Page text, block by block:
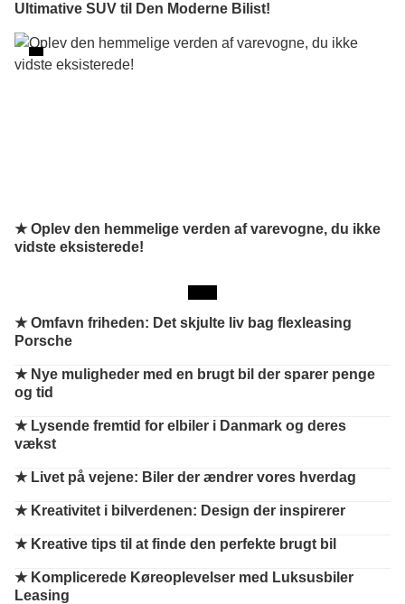
Ultimative SUV til Den Moderne Bilist!
★ Oplev den hemmelige verden af varevogne, du ikke
vidste eksisterede!
★Omfavn friheden: Det skjulte liv bag flexleasing
Porsche
★ Nye muligheder med en brugt bil der sparer penge
og tid
★ Lysende fremtid for elbiler i Danmark og deres
vækst
★ Livet på vejene: Biler der ændrer vores hverdag
★ Kreativitet i bilverdenen: Design der inspirerer
★ Kreative tips til at finde den perfekte brugt bil
★ Komplicerede Køreoplevelser med Luksusbiler
Leasing